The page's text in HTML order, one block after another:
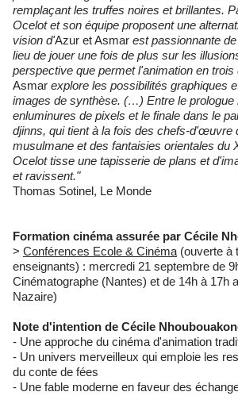
remplaçant les truffes noires et brillantes.
Ocelot et son équipe proposent une
vision d'Azur et Asmar est passionnante
lieu de jouer une fois de plus sur les
perspective que permet l'animation en trois
Asmar explore les possibilités graphiques
images de synthèse. (…) Entre le prologue
enluminures de pixels et le finale dans le
djinns, qui tient à la fois des chefs-d'œuvre
musulmane et des fantaisies orientales du
Ocelot tisse une tapisserie de plans et
et ravissent."
Thomas Sotinel, Le Monde
Formation cinéma assurée par Cécile
> Conférences Ecole & Cinéma (ouverte à
enseignants) : mercredi 21 septembre de
Cinématographe (Nantes) et de 14h à 17h
Nazaire)
Note d'intention de Cécile
- Une approche du cinéma d'animation
- Un univers merveilleux qui emploie les
du conte de fées
- Une fable moderne en faveur des